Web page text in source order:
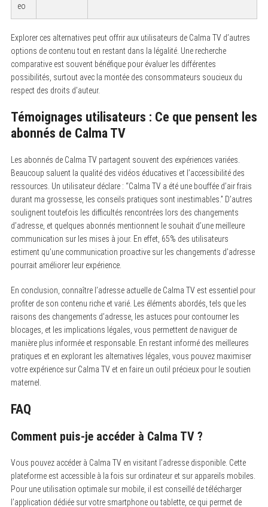
eo
Explorer ces alternatives peut offrir aux utilisateurs de Calma TV d’autres
options de contenu tout en restant dans la légalité. Une recherche
comparative est souvent bénéfique pour évaluer les différentes
possibilités, surtout avec la montée des consommateurs soucieux du
respect des droits d’auteur.
Témoignages utilisateurs : Ce que pensent les
abonnés de Calma TV
Les abonnés de Calma TV partagent souvent des expériences variées.
Beaucoup saluent la qualité des vidéos éducatives et l’accessibilité des
ressources. Un utilisateur déclare : “Calma TV a été une bouffée d’air frais
durant ma grossesse, les conseils pratiques sont inestimables.” D’autres
soulignent toutefois les difficultés rencontrées lors des changements
d’adresse, et quelques abonnés mentionnent le souhait d’une meilleure
communication sur les mises à jour. En effet, 65% des utilisateurs
estiment qu’une communication proactive sur les changements d’adresse
pourrait améliorer leur expérience.
En conclusion, connaître l’adresse actuelle de Calma TV est essentiel pour
profiter de son contenu riche et varié. Les éléments abordés, tels que les
raisons des changements d’adresse, les astuces pour contourner les
blocages, et les implications légales, vous permettent de naviguer de
manière plus informée et responsable. En restant informé des meilleures
pratiques et en explorant les alternatives légales, vous pouvez maximiser
votre expérience sur Calma TV et en faire un outil précieux pour le soutien
maternel.
FAQ
Comment puis-je accéder à Calma TV ?
Vous pouvez accéder à Calma TV en visitant l’adresse disponible. Cette
plateforme est accessible à la fois sur ordinateur et sur appareils mobiles.
Pour une utilisation optimale sur mobile, il est conseillé de télécharger
l’application dédiée sur votre smartphone ou tablette, ce qui permet de